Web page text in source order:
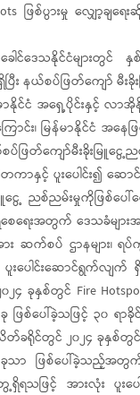
ဖြစ်ပွားမှု လျှော့ချရေး
ါင်ဒေသနိုင်ငံများတွင် နှ
ပြီး နယ်စပ်ဖြတ်ကျော် မီ
မာနိုင်ငံ အရှေ့ပိုင်းနှင့် လ
း၊ မြန်မာနိုင်ငံ အနေဖြ
ပ်ဖြတ်ကျော်မီးခိုးမြူငွေ့
ကာနှင့် ပူးပေါင်း၍ ဆော
ငွေ့ ညစ်ညမ်းမှုကိုဖြစ်ပေါ်
ေရေးအတွက် ဒေသခံများအ
ား ဆက်စပ် ဌာနများ၊
င့် ပူးပေါင်းဆောင်ရွက်လျက်
၄ ခုနှစ်တွင် Fire
ဖြစ်ပေါ်ခဲ့သဖြင့် ၃၀ ရာ
ခရိုင်တွင် ၂၀၂၄ ခုနှစ်တွင်
သာ ဖြစ်ပေါ်ခဲ့သည့်အတွ
သဖြင့် အားလုံး ပူးပေ